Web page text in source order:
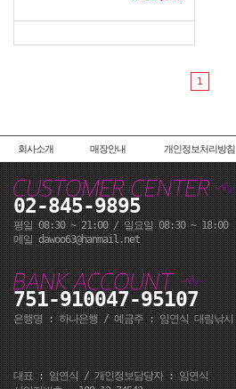
1
회사소개 매장안내 개인정보처리방침
02-845-9895
평일 08:30 ~ 21:00 / 일요일 08:30 ~ 18:00
메일 dawoo63@hanmail.net
751-910047-95107
은행명 : 하나은행 / 예금주 : 임연식 대림낚시
대표 : 임연식 / 개인정보담당자 : 임연식